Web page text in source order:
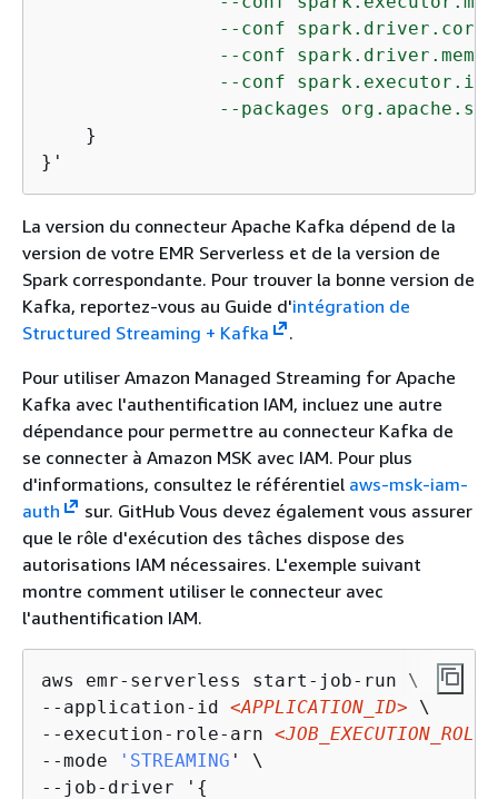
--conf
--conf
--conf
--packages
    }
}'
La version du connecteur Apache Kafka dépend de la
version de votre EMR Serverless et de la version de
Spark correspondante. Pour trouver la bonne version de
Kafka, reportez-vous au Guide d'intégration de
Structured Streaming + Kafka
.
Pour utiliser Amazon Managed Streaming for Apache
Kafka avec l'authentification IAM, incluez une autre
dépendance pour permettre au connecteur Kafka de
se connecter à Amazon MSK avec IAM. Pour plus
d'informations, consultez le référentiel aws-msk-iam-
auth
sur. GitHub Vous devez également vous assurer
que le rôle d'exécution des tâches dispose des
autorisations IAM nécessaires. L'exemple suivant
montre comment utiliser le connecteur avec
l'authentification IAM.
aws emr-serverless start-job-run \
--application-id <APPLICATION_ID> \
--execution-role-arn <JOB_EXECUTION_ROLE>
--mode
'STREAMING ' \
--job-driver ' {